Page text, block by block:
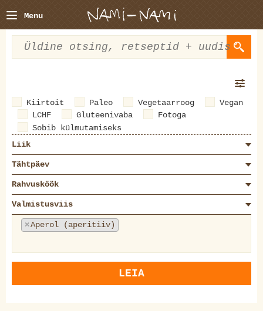
Menu
Kiirtoit Paleo Vegetaarroog
Vegan
LCHF
Gluteenivaba
Fotoga
Sobib külmutamiseks
Liik
Tähtpäev
Rahvusköök
Valmistusviis
×Aperol (aperitiiv)
LEIA